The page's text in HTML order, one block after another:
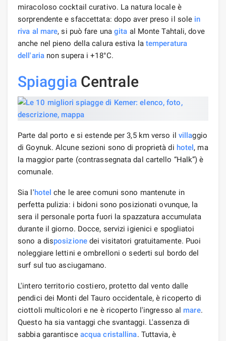
miracoloso cocktail curativo. La natura locale è
sorprendente e sfaccettata: dopo aver preso il sole in
riva al mare, si può fare unagita al Monte Tahtali, dove
anche nel pieno della calura estiva la temperatura
dell'arianon supera i +18°C.
Spiaggia Centrale
Parte dal porto e si estende per 3,5 km verso il villaggio
di Goynuk. Alcune sezioni sono di proprietà di hotel, ma
la maggior parte (contrassegnata dal cartello “Halk”) è
comunale.
Sia l'hotel che le aree comuni sono mantenute in
perfetta pulizia: i bidoni sono posizionati ovunque, la
sera il personale porta fuori la spazzatura accumulata
durante il giorno. Docce, servizi igienici e spogliatoi
sono a disposizionedei visitatori gratuitamente. Puoi
noleggiare lettini e ombrelloni o sederti sul bordo del
surf sul tuo asciugamano.
L'intero territorio costiero, protetto dal vento dalle
pendici dei Monti del Tauro occidentale, è ricoperto di
ciottoli multicolori e ne è ricoperto l'ingresso al mare.
Questo ha sia vantaggi che svantaggi. L'assenza di
sabbia garantisce acqua cristallina. Tuttavia, è